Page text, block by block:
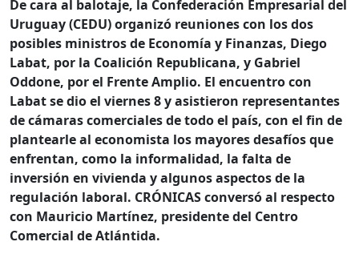
De cara al balotaje, la Confederación Empresarial del
Uruguay (CEDU) organizó reuniones con los dos
posibles ministros de Economía y Finanzas, Diego
Labat, por la Coalición Republicana, y Gabriel
Oddone, por el Frente Amplio. El encuentro con
Labat se dio el viernes 8 y asistieron representantes
de cámaras comerciales de todo el país, con el fin de
plantearle al economista los mayores desafíos que
enfrentan, como la informalidad, la falta de
inversión en vivienda y algunos aspectos de la
regulación laboral. CRÓNICAS conversó al respecto
con Mauricio Martínez, presidente del Centro
Comercial de Atlántida.